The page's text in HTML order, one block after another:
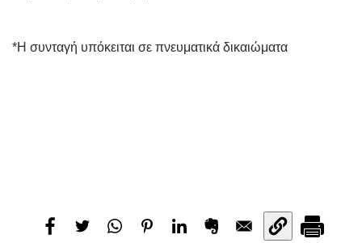
*Η συνταγή υπόκειται σε πνευματικά δικαιώματα